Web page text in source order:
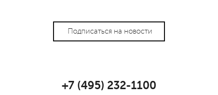
Подписаться на новости
+7 (495) 232-1100